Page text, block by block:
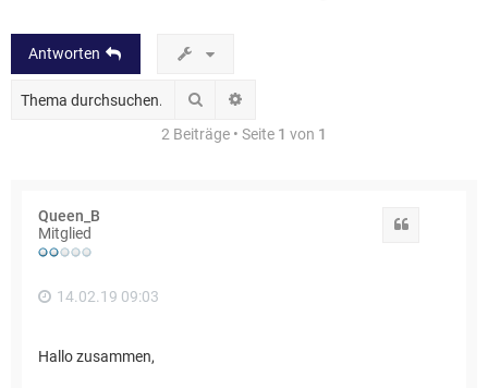
Antworten
Suche
2 Beiträge • Seite 1 von 1
Queen_B
Mitglied
14.02.19 09:03
Hallo zusammen,